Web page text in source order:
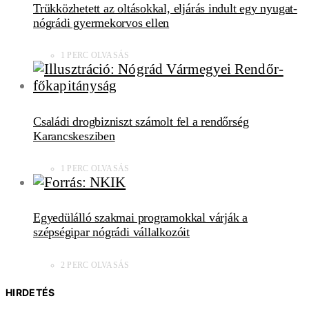
Trükközhetett az oltásokkal, eljárás indult egy nyugat-
nógrádi gyermekorvos ellen
1 PERC OLVASÁS
Családi drogbizniszt számolt fel a rendőrség
Karancskesziben
1 PERC OLVASÁS
Egyedülálló szakmai programokkal várják a
szépségipar nógrádi vállalkozóit
2 PERC OLVASÁS
HIRDETÉS